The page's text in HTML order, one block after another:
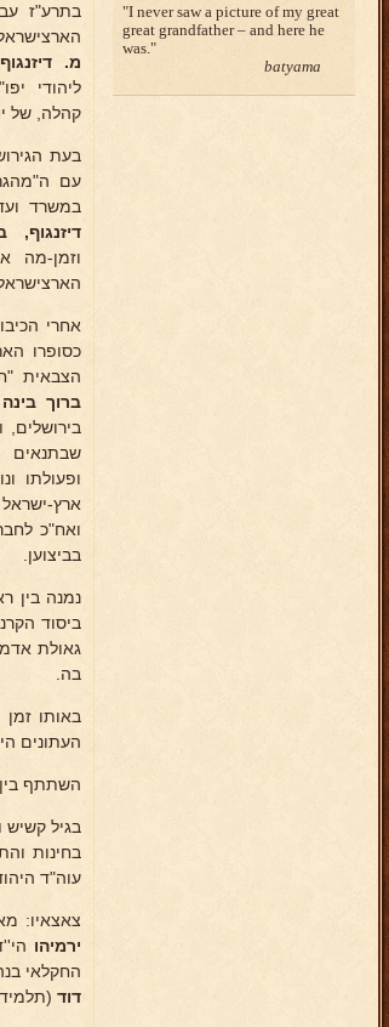
בתרע"ז
מ.
דיזנגוף
ליהודי
קהלה, של
בעת
עם
במשרד
דיזנגוף,
וזמן-מה
אחרי
כסופרו
הצבאית
ברוך בינה
בירושלים,
שבתנאים
ופעולתו
ארץ-
ואח"כ
בביצוען.
נמנה בין
ביסוד
גאולת
בה.
באותו
העתונים
השתתף
בגיל
בחינות
עוה"ד
צאצאיו:
ירמיהו
החקלאי
דוד (תלמיד
I never saw a picture of my great
great grandfather – and here he
was.
batyama